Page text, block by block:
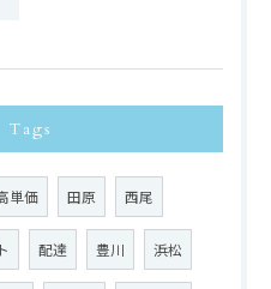
Tags
単価 田原 西尾
配達 豊川 浜松